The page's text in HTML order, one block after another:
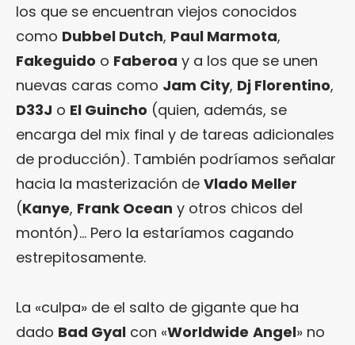
los que se encuentran viejos conocidos
como Dubbel Dutch, Paul Marmota,
Fakeguido o Faberoa y a los que se unen
nuevas caras como Jam City, Dj Florentino,
D33J o El Guincho (quien, además, se
encarga del mix final y de tareas adicionales
de producción). También podríamos señalar
hacia la masterización de Vlado Meller
(Kanye, Frank Ocean y otros chicos del
montón)… Pero la estaríamos cagando
estrepitosamente.
La «culpa» de el salto de gigante que ha
dado Bad Gyal con «Worldwide Angel» no